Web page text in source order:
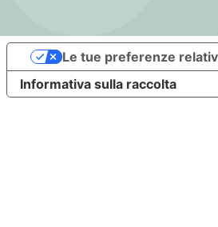
Informativa sulla raccolta
Le tue preferenze